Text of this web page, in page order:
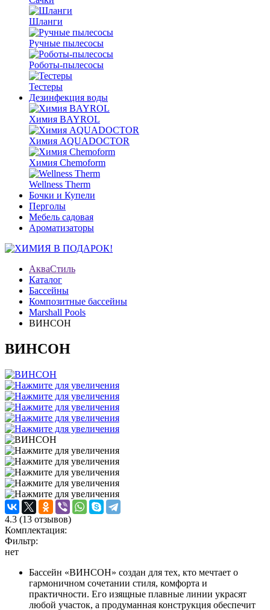
Шланги
Ручные пылесосы
Роботы-пылесосы
Тестеры
Дезинфекция воды
Химия BAYROL
Химия AQUADOCTOR
Химия Chemoform
Wellness Therm
Бочки и Купели
Перголы
Мебель садовая
Ароматизаторы
АкваСтиль
Каталог
Бассейны
Композитные бассейны
Marshall Pools
ВИНСОН
ВИНСОН
4.3 (13 отзывов)
Комплектация:
Фильтр:
нет
Бассейн «ВИНСОН» создан для тех, кто мечтает о
гармоничном сочетании стиля, комфорта и
практичности. Его изящные плавные линии украсят
любой участок, а продуманная конструкция обеспечит